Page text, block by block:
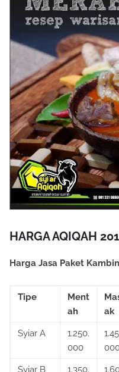
HARGA AQIQAH
Harga Jasa Paket
Tipe
Ment
ah
ak
Syiar A
1.250.
000
Syiar B
1.350.